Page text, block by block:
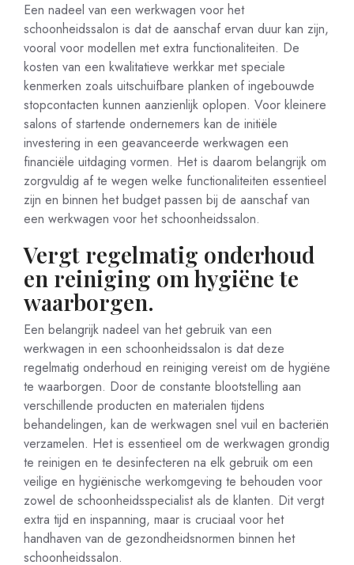
Een nadeel van een werkwagen voor het
schoonheidssalon is dat de aanschaf ervan duur kan zijn,
vooral voor modellen met extra functionaliteiten. De
kosten van een kwalitatieve werkkar met speciale
kenmerken zoals uitschuifbare planken of ingebouwde
stopcontacten kunnen aanzienlijk oplopen. Voor kleinere
salons of startende ondernemers kan de initiële
investering in een geavanceerde werkwagen een
financiële uitdaging vormen. Het is daarom belangrijk om
zorgvuldig af te wegen welke functionaliteiten essentieel
zijn en binnen het budget passen bij de aanschaf van
een werkwagen voor het schoonheidssalon.
Vergt regelmatig onderhoud
en reiniging om hygiëne te
waarborgen.
Een belangrijk nadeel van het gebruik van een
werkwagen in een schoonheidssalon is dat deze
regelmatig onderhoud en reiniging vereist om de hygiëne
te waarborgen. Door de constante blootstelling aan
verschillende producten en materialen tijdens
behandelingen, kan de werkwagen snel vuil en bacteriën
verzamelen. Het is essentieel om de werkwagen grondig
te reinigen en te desinfecteren na elk gebruik om een
veilige en hygiënische werkomgeving te behouden voor
zowel de schoonheidsspecialist als de klanten. Dit vergt
extra tijd en inspanning, maar is cruciaal voor het
handhaven van de gezondheidsnormen binnen het
schoonheidssalon.